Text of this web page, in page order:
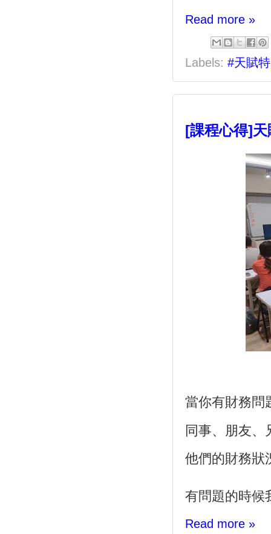
Read more »
Labels: #天賦
[課程心得]
當你有財務問
同事、朋友、
他們的財務狀
有問題的時候
Read more »